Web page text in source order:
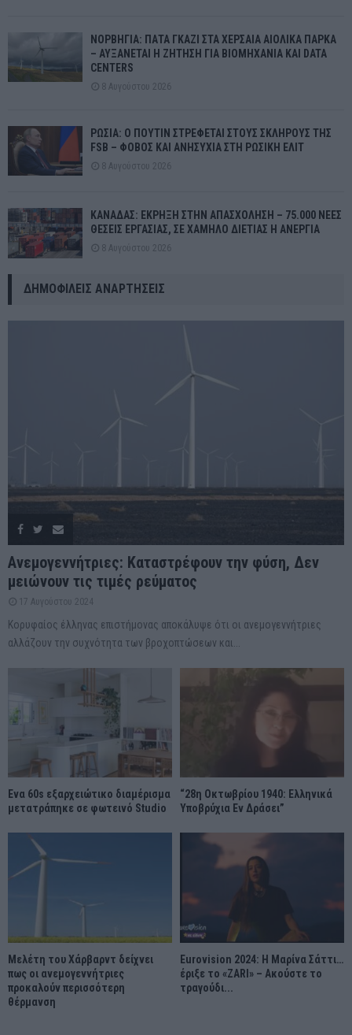
ΝΟΡΒΗΓΙΑ: ΠΑΤΑ ΓΚΑΖΙ ΣΤΑ ΧΕΡΣΑΙΑ ΑΙΟΛΙΚΑ ΠΑΡΚΑ
– ΑΥΞΑΝΕΤΑΙ Η ΖΗΤΗΣΗ ΓΙΑ ΒΙΟΜΗΧΑΝΙΑ ΚΑΙ DATA
CENTERS
8 Αυγούστου 2026
ΡΩΣΙΑ: Ο ΠΟΥΤΙΝ ΣΤΡΕΦΕΤΑΙ ΣΤΟΥΣ ΣΚΛΗΡΟΥΣ ΤΗΣ
FSB – ΦΟΒΟΣ ΚΑΙ ΑΝΗΣΥΧΙΑ ΣΤΗ ΡΩΣΙΚΗ ΕΛΙΤ
8 Αυγούστου 2026
ΚΑΝΑΔΑΣ: ΕΚΡΗΞΗ ΣΤΗΝ ΑΠΑΣΧΟΛΗΣΗ – 75.000 ΝΕΕΣ
ΘΕΣΕΙΣ ΕΡΓΑΣΙΑΣ, ΣΕ ΧΑΜΗΛΟ ΔΙΕΤΙΑΣ Η ΑΝΕΡΓΙΑ
8 Αυγούστου 2026
ΔΗΜΟΦΙΛΕΊΣ ΑΝΑΡΤΉΣΕΙΣ
Ανεμογεννήτριες: Καταστρέφουν την φύση, Δεν
μειώνουν τις τιμές ρεύματος
17 Αυγούστου 2024
Κορυφαίος έλληνας επιστήμονας αποκάλυψε ότι οι ανεμογεννήτριες
αλλάζουν την συχνότητα των βροχοπτώσεων και...
Ένα 60s εξαρχειώτικο διαμέρισμα
μετατράπηκε σε φωτεινό Studio
“28η Οκτωβρίου 1940: Ελληνικά
Υποβρύχια Εν Δράσει”
Μελέτη του Χάρβαρντ δείχνει
πως οι ανεμογεννήτριες
προκαλούν περισσότερη
θέρμανση
Eurovision 2024: Η Μαρίνα Σάττι…
έριξε το «ZARI» – Ακούστε το
τραγούδι...